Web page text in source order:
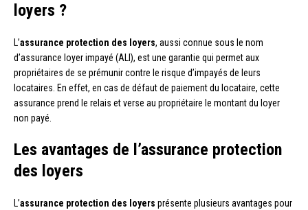
loyers ?
L’assurance protection des loyers, aussi connue sous le nom
d’assurance loyer impayé (ALI), est une garantie qui permet aux
propriétaires de se prémunir contre le risque d’impayés de leurs
locataires. En effet, en cas de défaut de paiement du locataire, cette
assurance prend le relais et verse au propriétaire le montant du loyer
non payé.
Les avantages de l’assurance protection
des loyers
L’assurance protection des loyers présente plusieurs avantages pour